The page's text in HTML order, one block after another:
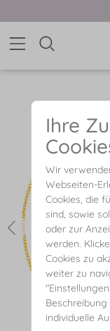
Ihre
Wir
Webseiten-
Cookies, die
sind, sowie
oder zur
werden.
Cookies zu
weiter zu
individuelle